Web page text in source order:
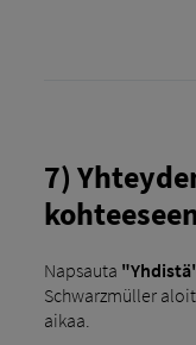
7)
Napsauta
Schwarzmüller
aikaa.